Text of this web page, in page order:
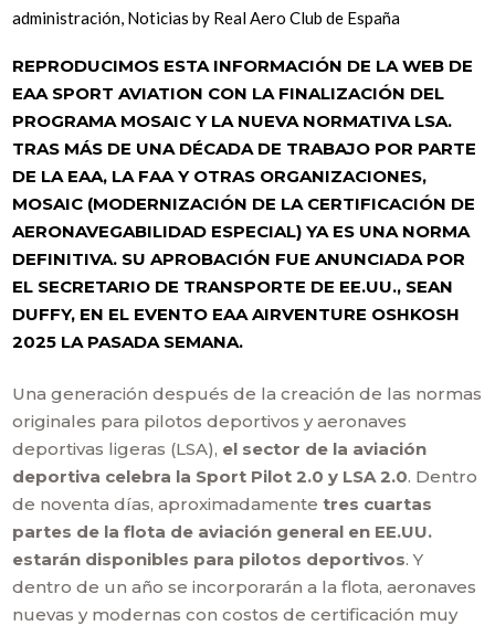
administración, Noticias by Real Aero Club de España
REPRODUCIMOS ESTA INFORMACIÓN DE LA WEB DE
EAA SPORT AVIATION CON LA FINALIZACIÓN DEL
PROGRAMA MOSAIC Y LA NUEVA NORMATIVA LSA.
TRAS MÁS DE UNA DÉCADA DE TRABAJO POR PARTE
DE LA EAA, LA FAA Y OTRAS ORGANIZACIONES,
MOSAIC (MODERNIZACIÓN DE LA CERTIFICACIÓN DE
AERONAVEGABILIDAD ESPECIAL) YA ES UNA NORMA
DEFINITIVA. SU APROBACIÓN FUE ANUNCIADA POR
EL SECRETARIO DE TRANSPORTE DE EE.UU., SEAN
DUFFY, EN EL EVENTO EAA AIRVENTURE OSHKOSH
2025 LA PASADA SEMANA.
Una generación después de la creación de las normas
originales para pilotos deportivos y aeronaves
deportivas ligeras (LSA), el sector de la aviación
deportiva celebra la Sport Pilot 2.0 y LSA 2.0. Dentro
de noventa días, aproximadamentetres cuartas
partes de la flota de aviación general en EE.UU.
estarán disponibles para pilotos deportivos. Y
dentro de un año se incorporarán a la flota, aeronaves
nuevas y modernas con costos de certificación muy